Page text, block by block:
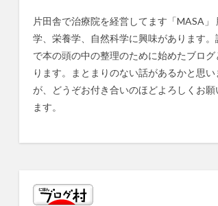
片田舎で治療院を経営してます「MASA」
学、栄養学、自然科学に興味があります。
で本の頭の中の整理のために始めたブログ
ります。まとまりのない話があるかと思い
が、どうぞお付き合いのほどよろしくお願
ます。